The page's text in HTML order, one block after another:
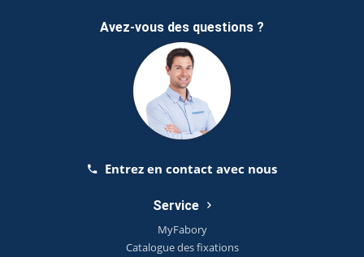
Avez-vous des questions ?
Entrez en contact avec nous
Service
MyFabory
Catalogue des fixations